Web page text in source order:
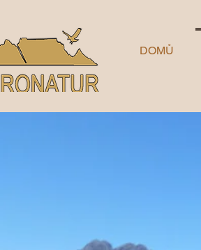
DOMŮ